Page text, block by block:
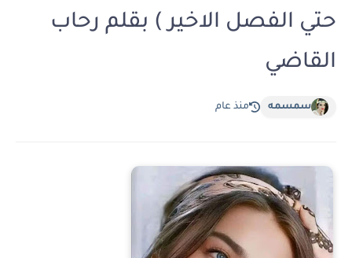
حتي الفصل الاخير ) بقلم رحاب
القاضي
سمسمه منذ عام